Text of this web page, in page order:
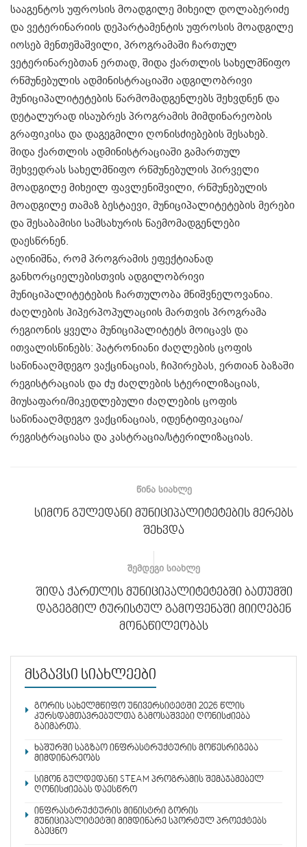
სააგენტოს უფროსის მოადგილე მიხეილ დოლაბერიძე
და ვეტერინარიის დეპარტამენტის უფროსის მოადგილე
იოსებ მენთეშაშვილი, პროგრამაში ჩართულ
ვეტერინარებთან ერთად, შიდა ქართლის სახელმწიფო
რწმუნებულის ადმინისტრაციაში ადგილობრივი
მუნიციპალიტეტების წარმომადგენლებს შეხვდნენ და
დეტალურად ისაუბრეს პროგრამის მიმდინარეობის
გრაფიკისა და დაგეგმილი ღონისძიებების შესახებ.
შიდა ქართლის ადმინისტრაციაში გამართულ
შეხვედრას სახელმწიფო რწმუნებულის პირველი
მოადგილე მიხეილ ფავლენიშვილი, რწმუნებულის
მოადგილე თამაზ ბესტაევი, მუნიციპალიტეტების მერები
და შესაბამისი სამსახურის წაემომადგენლები
დაესწრნენ.
აღინიშნა, რომ პროგრამის ეფექტიანად
განხორციელებისთვის ადგილობრივი
მუნიციპალიტეტების ჩართულობა მნიშვნელოვანია.
ძაღლების ჰიპერპოპულაციის მართვის პროგრამა
რეგიონის ყველა მუნიციპალიტეტს მოიცავს და
ითვალისწინებს: პატრონიანი ძაღლების ცოფის
საწინააღმდეგო ვაქცინაციას, ჩიპირებას, ერთიან ბაზაში
რეგისტრაციას და ძუ ძაღლების სტერილიზაციას,
მიუსაფარი/მიკედლებული ძაღლების ცოფის
საწინააღმდეგო ვაქცინაციას, იდენტიფიკაცია/
რეგისტრაციასა და კასტრაცია/სტერილიზაციას.
ᲬᲘᲜᲐ ᲡᲘᲐᲮᲚᲔ
სიმონ გულედანი მუნიციპალიტეტების მერებს
შეხვდა
ᲨᲔᲛᲓᲔᲒᲘ ᲡᲘᲐᲮᲚᲔ
შიდა ქართლის მუნიციპალიტეტებში ბათუმში
დაგეგმილ ტურისტულ გამოფენაში მიიღებენ
მონაწილეობას
მსგავსი სიახლეები
გორის სახელმწიფო უნივერსიტეტში 2026 წლის
კურსდამთავრებულთა გამოსაშვები ღონისძიება
გაიმართა.
ხაშურში საგზაო ინფრასტრუქტურის მოწესრიგება
მიმდინარეობს
სიმონ გულდედანი STEAM პროგრამის შემაჯამებელ
ღონისძიებას დაესწრო
ინფრასტრუქტურის მინისტრი გორის
მუნიციპალიტეტში მიმდინარე სპორტულ პროექტებს
გაეცნო